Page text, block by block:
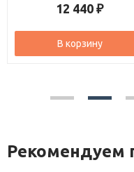
12 440 ₽
В корзину
Рекомендуем